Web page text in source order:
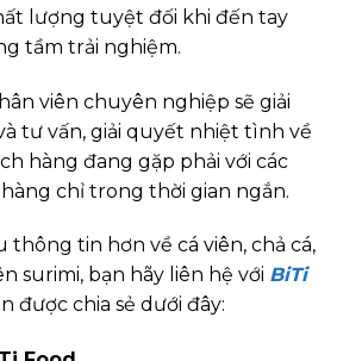
lượng tuyệt đối khi đến tay
tầm trải nghiệm.
viên chuyên nghiệp sẽ giải
tư vấn, giải quyết nhiệt tình về
hàng đang gặp phải với các
chỉ trong thời gian ngắn.
tin hơn về cá viên, chả cá,
surimi, bạn hãy liên hệ với BiTi
được chia sẻ dưới đây: